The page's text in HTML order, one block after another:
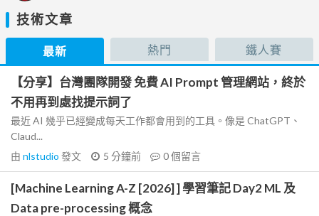
技術文章
最新 熱門 鐵人賽
【分享】台灣團隊開發 免費 AI Prompt 管理網站，終於
不用再到處找提示詞了
最近 AI 幾乎已經變成每天工作都會用到的工具。像是 ChatGPT、
Claud...
由 nlstudio 發文 5 分鐘前 0個留言
[Machine Learning A-Z [2026] ] 學習筆記 Day2 ML 及
Data pre-processing 概念